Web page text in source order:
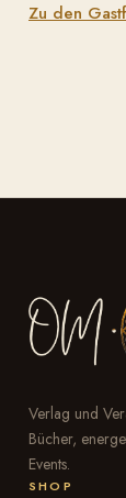
Zu den
Verlag und
Bücher,
Events.
SHOP